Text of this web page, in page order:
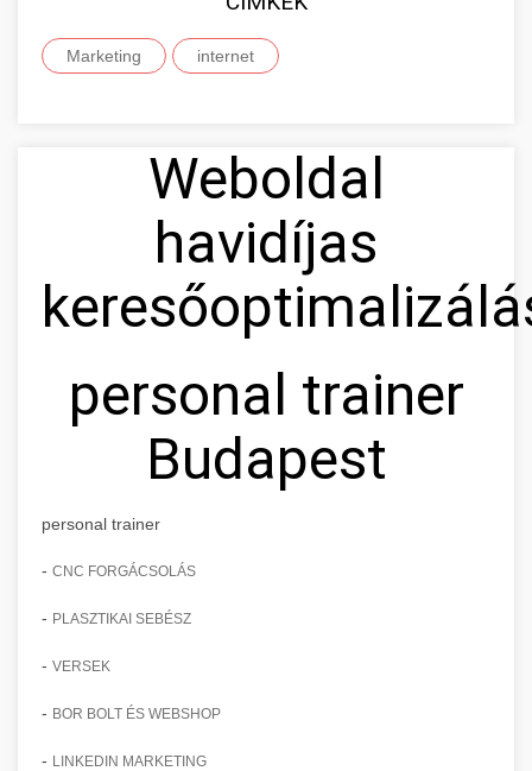
Marketing internet
Weboldal
havidíjas
personal trainer
Budapest
personal trainer
- CNC FORGÁCSOLÁS
- PLASZTIKAI SEBÉSZ
- VERSEK
- BOR BOLT ÉS WEBSHOP
- LINKEDIN MARKETING